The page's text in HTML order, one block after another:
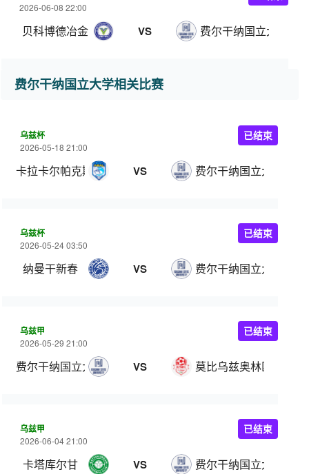
2026-06-08 22:00
贝科博德冶金 VS 费尔干纳国立大学
费尔干纳国立大学相关比赛
乌兹杯
2026-05-18 21:00
卡拉卡尔帕克斯坦FA VS 费尔干纳国立大学
已结束
乌兹杯
2026-05-24 03:50
纳曼干新春 VS 费尔干纳国立大学
已结束
乌兹甲
2026-05-29 21:00
费尔干纳国立大学 VS 莫比乌兹奥林匹克
已结束
乌兹甲
2026-06-04 21:00
卡塔库尔甘 VS 费尔干纳国立大学
已结束